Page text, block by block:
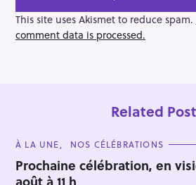
n
This site uses Akismet to reduce spam.
comment data is processed.
Related
C
T
E
G
À LA UNE NOS CÉLÉBRATIONS
Prochaine célébration, en